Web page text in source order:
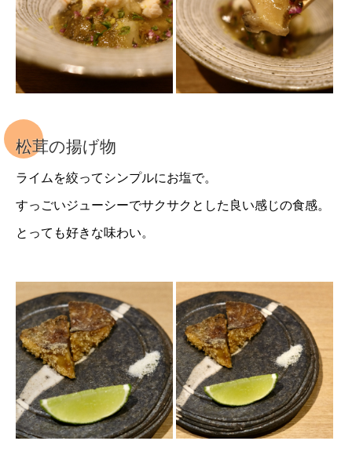
松茸の揚げ物
ライムを絞ってシンプルにお塩で。
すっごいジューシーでサクサクとした良い感じの食感。
とっても好きな味わい。